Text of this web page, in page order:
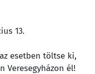
13.
esetben töltse ki,
Veresegyházon él!